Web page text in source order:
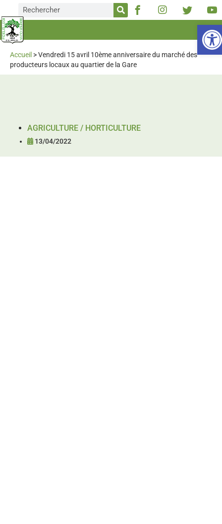
Accueil >Vendredi 15 avril 10ème anniversaire du marché des
producteurs locaux au quartier de la Gare
AGRICULTURE / HORTICULTURE
13/04/2022